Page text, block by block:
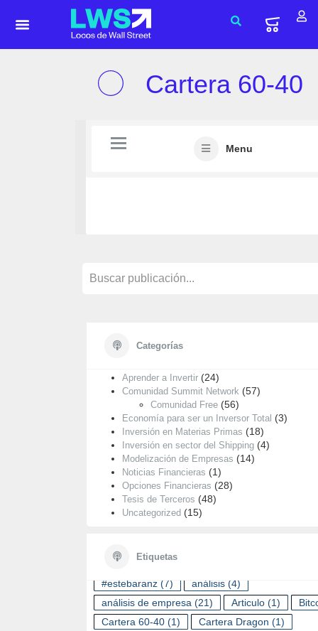
Cartera 60-40
Menu
Categorías
Categorías
Aprender a Invertir (24)
Comunidad Summit Network (57)
Comunidad Free (56)
Economía para ser un Inversor Total (3)
Inversión en Materias Primas (18)
Inversión en sector del Shipping (4)
Modelización de Empresas (14)
Noticias Financieras (1)
Opciones Financieras (28)
Tesis de Terceros (48)
Uncategorized (15)
Etiquetas
ETIQUETAS
#estebaranz (7) análisis (4)
análisis de empresa (21) Articulo (1)
Cartera 60-40 (1) Cartera Dragon (1)